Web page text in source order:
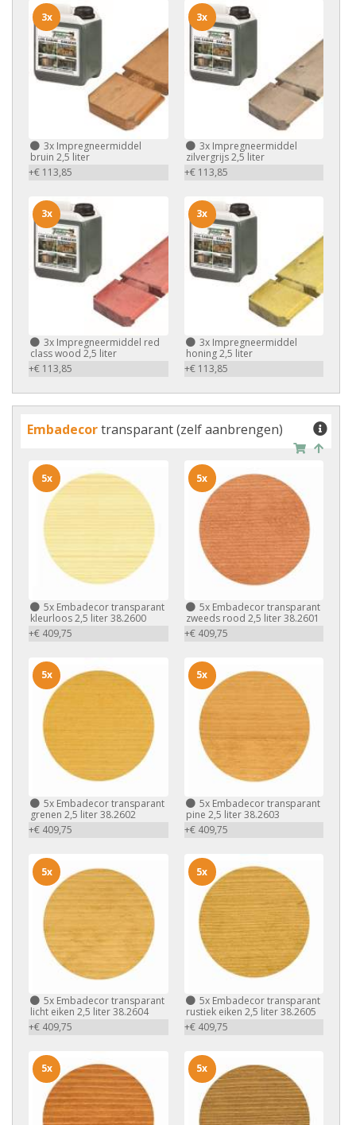
3x Impregneermiddel
bruin 2,5 liter
+€ 113,85
3x
3xImpregneermiddel
zilvergrijs 2,5 liter
+€ 113,85
3x
3x Impregneermiddel red
class wood 2,5 liter
+€ 113,85
3x
3xImpregneermiddel
honing 2,5 liter
+€ 113,85
3x
Embadecortransparant (zelf aanbrengen)
5x Embadecor transparant
kleurloos 2,5 liter 38.2600
+€ 409,75
5x
5xEmbadecor transparant
zweeds rood 2,5 liter 38.2601
+€ 409,75
5x
5x Embadecor transparant
grenen 2,5 liter 38.2602
+€ 409,75
5x
5xEmbadecor transparant
pine 2,5 liter 38.2603
+€ 409,75
5x
5x Embadecor transparant
licht eiken 2,5 liter 38.2604
+€ 409,75
5x
5xEmbadecor transparant
rustiek eiken 2,5 liter 38.2605
+€ 409,75
5x
5x 5x